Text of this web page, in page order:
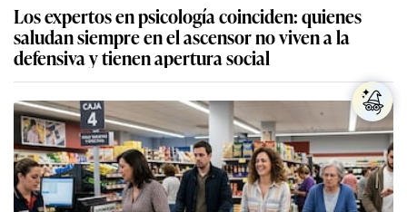
Los expertos en psicología coinciden: quienes
saludan siempre en el ascensor no viven a la
defensiva y tienen apertura social